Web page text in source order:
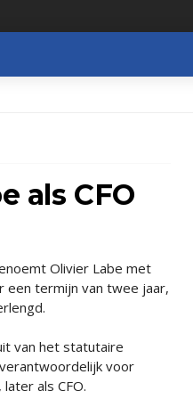
als CFO
Olivier Labe met
een termijn van twee jaar,
van het statutaire
voor
als CFO.